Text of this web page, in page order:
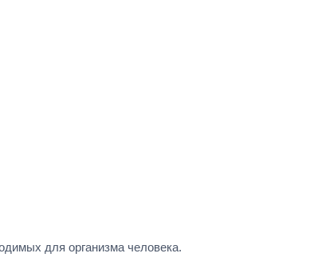
для организма человека.